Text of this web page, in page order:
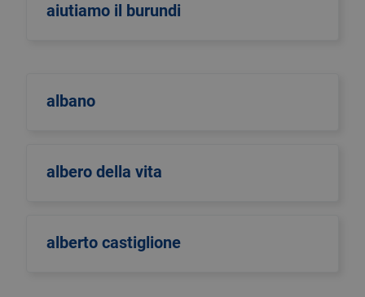
aiutiamo il burundi
albano
albero della vita
alberto castiglione